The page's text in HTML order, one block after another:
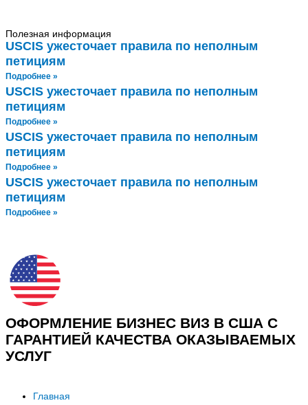
Полезная информация
USCIS ужесточает правила по неполным
петициям
Подробнее »
USCIS ужесточает правила по неполным
петициям
Подробнее »
USCIS ужесточает правила по неполным
петициям
Подробнее »
USCIS ужесточает правила по неполным
петициям
Подробнее »
ОФОРМЛЕНИЕ БИЗНЕС ВИЗ В США С
ГАРАНТИЕЙ КАЧЕСТВА ОКАЗЫВАЕМЫХ
УСЛУГ
Главная